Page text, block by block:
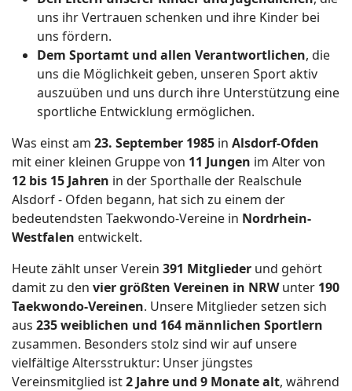
uns ihr Vertrauen schenken und ihre Kinder bei
uns fördern.
Dem Sportamt und allen Verantwortlichen, die
uns die Möglichkeit geben, unseren Sport aktiv
auszuüben und uns durch ihre Unterstützung eine
sportliche Entwicklung ermöglichen.
Was einst am 23. September 1985 in Alsdorf-Ofden
mit einer kleinen Gruppe von 11 Jungen im Alter von
12 bis 15 Jahren in der Sporthalle der Realschule
Alsdorf - Ofden begann, hat sich zu einem der
bedeutendsten Taekwondo-Vereine in Nordrhein-
Westfalen entwickelt.
Heute zählt unser Verein 391 Mitglieder und gehört
damit zu den vier größten Vereinen in NRWunter 190
Taekwondo-Vereinen. Unsere Mitglieder setzen sich
aus 235 weiblichen und 164 männlichen Sportlern
zusammen. Besonders stolz sind wir auf unsere
vielfältige Altersstruktur: Unser jüngstes
Vereinsmitglied ist2 Jahre und 9 Monate alt, während